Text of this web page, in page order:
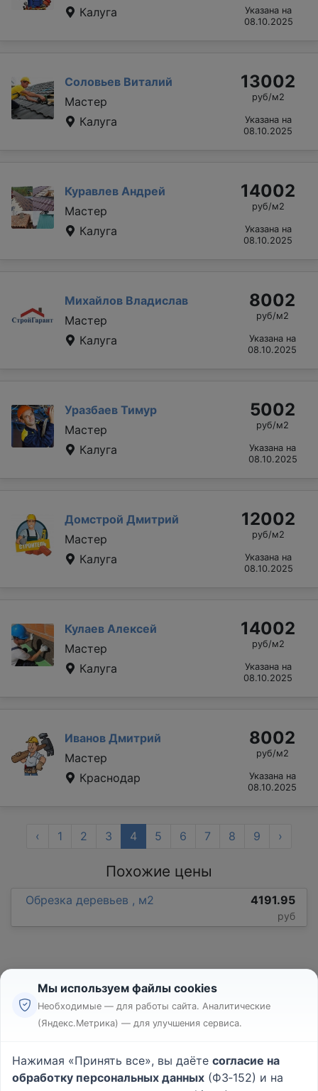
Калуга
Указана на
08.10.2025
Соловьев Виталий
Мастер
Калуга
13002
руб/м2
Указана на
08.10.2025
Куравлев Андрей
Мастер
Калуга
14002
руб/м2
Указана на
08.10.2025
Михайлов Владислав
Мастер
Калуга
8002
руб/м2
Указана на
08.10.2025
Уразбаев Тимур
Мастер
Калуга
5002
руб/м2
Указана на
08.10.2025
Домстрой Дмитрий
Мастер
Калуга
12002
руб/м2
Указана на
08.10.2025
Кулаев Алексей
Мастер
Калуга
14002
руб/м2
Указана на
08.10.2025
Иванов Дмитрий
Мастер
Краснодар
8002
руб/м2
Указана на
08.10.2025
‹ 1 2 3 4 5 6 7 8 9 ›
Похожие цены
Обрезка деревьев , м2 4191.95
руб
Реклама
Пользовательское соглашение
Политика конфиденциальности
Мы используем файлы cookies
Необходимые — для работы сайта. Аналитические
(Яндекс.Метрика) — для улучшения сервиса.
Нажимая «Принять все», вы даёте согласие на
обработку персональных данных (ФЗ‑152) и на